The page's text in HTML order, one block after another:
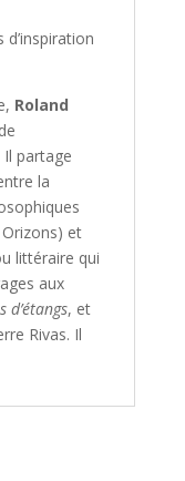
Roland
partage
la
et
littéraire qui
aux
d’étangs, et
Rivas. Il